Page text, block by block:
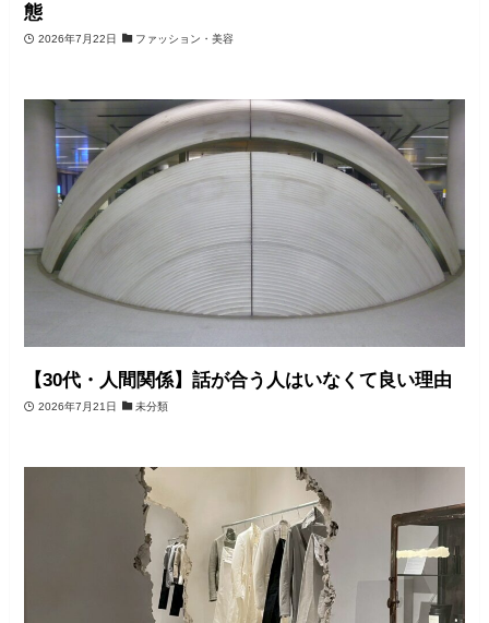
態
2026年7月22日 ファッション・美容
【30代・人間関係】話が合う人はいなくて良い理由
2026年7月21日 未分類